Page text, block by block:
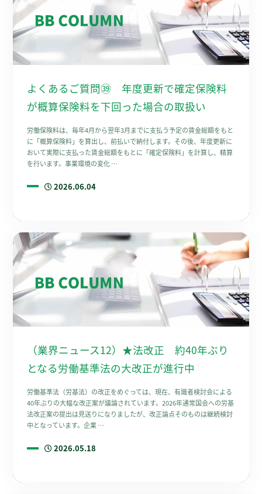
よくあるご質問㊴ 年度更新で確定保険料
が概算保険料を下回った場合の取扱い
労働保険料は、毎年4月から翌年3月までに支払う予定の賃金総額をもと
に「概算保険料」を算出し、前払いで納付します。その後、年度更新に
おいて実際に支払った賃金総額をもとに「確定保険料」を計算し、精算
を行います。事業環境の変化 …
2026.06.04
（業界ニュース12）★法改正 約40年ぶり
となる労働基準法の大改正が進行中
労働基準法（労基法）の改正をめぐっては、現在、有識者検討会による
40年ぶりの大幅な改正案が議論されています。2026年通常国会への労基
法改正案の提出は見送りになりましたが、改正論点そのものは継続検討
中となっています。企業 …
2026.05.18